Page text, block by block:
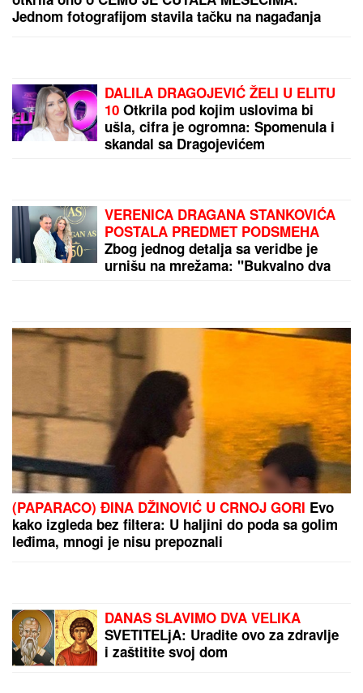
STAJLINGU! Ukaubojkama i sa bezobraznim
prorezom na suknji pokazala izvajane noge, a onda
FIZIČARI POTVRDILI "NEGATIVNO VREME":
Svetlost kroz atome prošla kao da je stigla pre nego
što je krenula
PREPORUKA ZA VAS
Sijena Miler rodila dvoje dece 15 godina mlađem, pa
otkrila ono o ČEMU JE ĆUTALA MESECIMA:
DALILA DRAGOJEVIĆ ŽELI U ELITU
10Otkrila pod kojim uslovima bi